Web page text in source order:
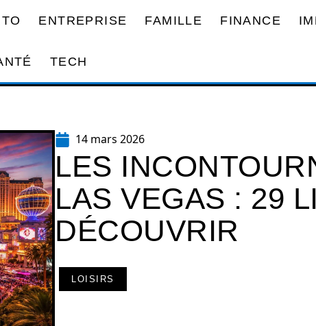
ENTREPRISE FAMILLE FINANCE
TECH
14 mars 2026
LES
LAS VEGAS : 29
DÉCOUVRIR
LOISIRS